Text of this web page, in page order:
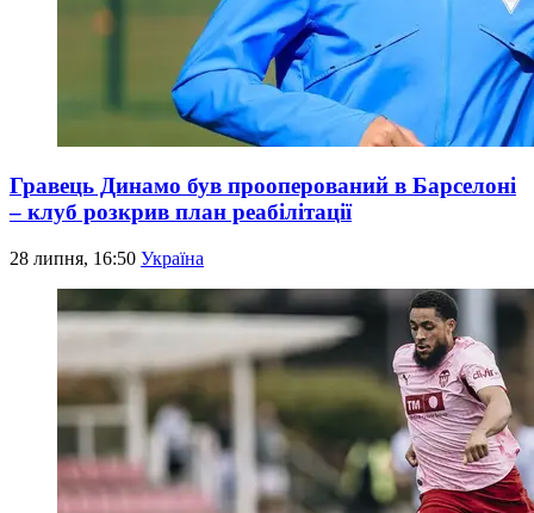
Гравець Динамо був прооперований в Барселоні
– клуб розкрив план реабілітації
28 липня, 16:50 Україна